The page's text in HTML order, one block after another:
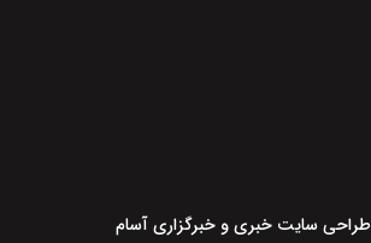
طراحی سایت خبری و خبرگزاری آسام